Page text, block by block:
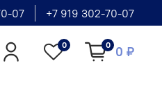
07 +7 919 302-70-07
0 0 0 ₽